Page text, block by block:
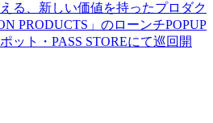
る、新しい価値を持ったプロダク
PRODUCTS」のローンチPOPUP
ット・PASS STOREにて巡回開